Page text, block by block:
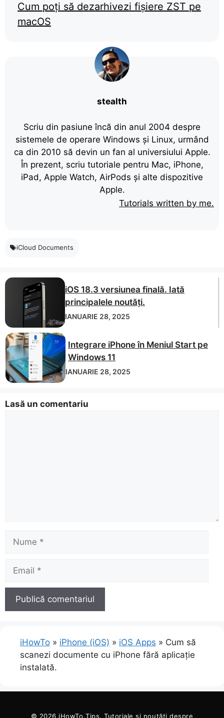
Cum poți să dezarhivezi fișiere ZST pe
macOS
stealth
Scriu din pasiune încă din anul 2004 despre
sistemele de operare Windows și Linux, urmând
ca din 2010 să devin un fan al universiului Apple.
În prezent, scriu tutoriale pentru Mac, iPhone,
iPad, Apple Watch, AirPods și alte dispozitive
Apple.
Tutorials written by me.
iCloud Documents
iOS 18.3 versiunea finală. Iată
principalele noutăți.
IANUARIE 28, 2025
Integrare iPhone în Meniul Start pe
Windows 11
IANUARIE 28, 2025
Lasă un comentariu
iHowTo » iPhone (iOS) » iOS Apps » Cum să
scanezi documente cu iPhone fără aplicație
instalată.
© 2026 iHowTo.Tips. Tutoriale și noutăți despre